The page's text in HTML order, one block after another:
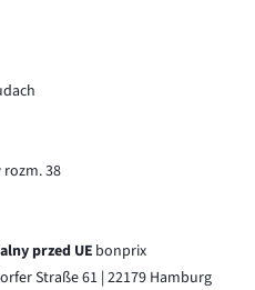
rozm. 38
przed UEbonprix
Straße 61 | 22179 Hamburg